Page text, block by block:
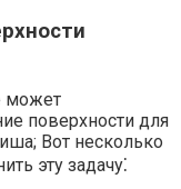
может
поверхности для
Вот несколько
эту задачу⁚